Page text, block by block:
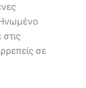
Ηνωμένο
σε